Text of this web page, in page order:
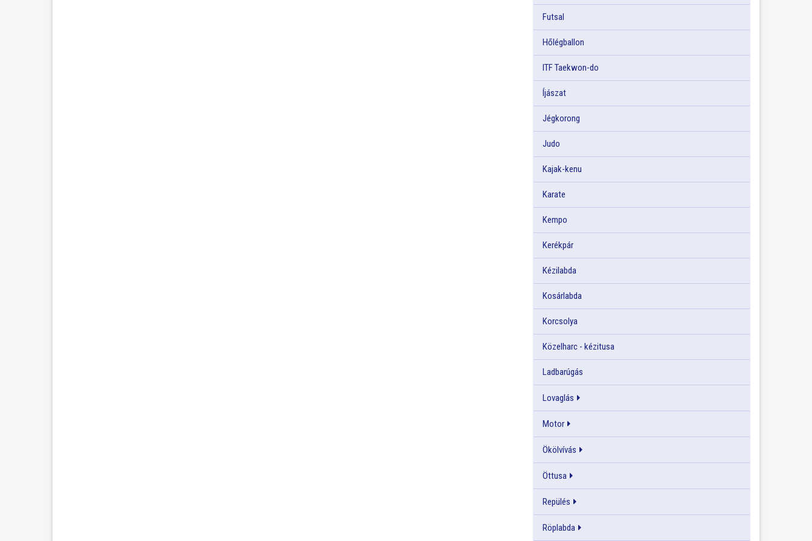
Futsal
Hőlégballon
ITF Taekwon-do
Íjászat
Jégkorong
Judo
Kajak-kenu
Karate
Kempo
Kerékpár
Kézilabda
Kosárlabda
Korcsolya
Közelharc - kézitusa
Ladbarúgás
Lovaglás
Motor
Ökölvívás
Öttusa
Repülés
Röplabda